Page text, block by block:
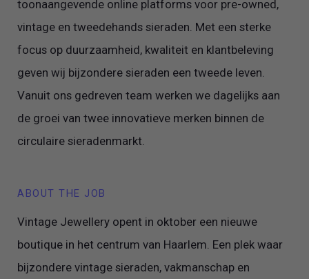
toonaangevende online platforms voor pre-owned,
vintage en tweedehands sieraden. Met een sterke
focus op duurzaamheid, kwaliteit en klantbeleving
geven wij bijzondere sieraden een tweede leven.
Vanuit ons gedreven team werken we dagelijks aan
de groei van twee innovatieve merken binnen de
circulaire sieradenmarkt.
ABOUT THE JOB
Vintage Jewellery opent in oktober een nieuwe
boutique in het centrum van Haarlem. Een plek waar
bijzondere vintage sieraden, vakmanschap en